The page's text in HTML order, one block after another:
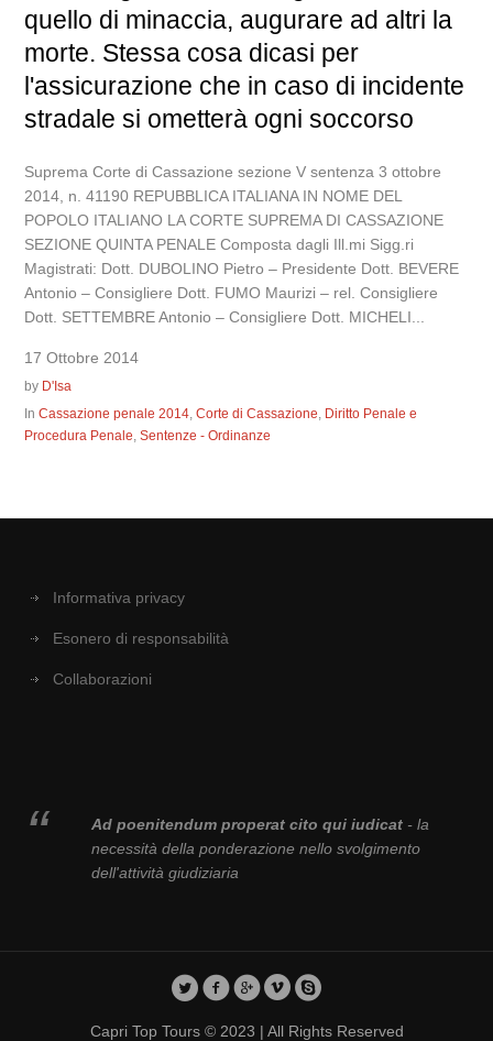
quello di minaccia, augurare ad altri la
morte. Stessa cosa dicasi per
l'assicurazione che in caso di incidente
stradale si ometterà ogni soccorso
Suprema Corte di Cassazione sezione V sentenza 3 ottobre
2014, n. 41190 REPUBBLICA ITALIANA IN NOME DEL
POPOLO ITALIANO LA CORTE SUPREMA DI CASSAZIONE
SEZIONE QUINTA PENALE Composta dagli Ill.mi Sigg.ri
Magistrati: Dott. DUBOLINO Pietro – Presidente Dott. BEVERE
Antonio – Consigliere Dott. FUMO Maurizi – rel. Consigliere
Dott. SETTEMBRE Antonio – Consigliere Dott. MICHELI...
17 Ottobre 2014
by D'Isa
InCassazione penale 2014 ,Corte di Cassazione Diritto Penale e
Procedura Penale ,Sentenze - Ordinanze
Informativa privacy
Esonero di responsabilità
Collaborazioni
Ad poenitendum properat cito qui iudicat- la
necessità della ponderazione nello svolgimento
dell'attività giudiziaria
Capri Top Tours © 2023 | All Rights Reserved